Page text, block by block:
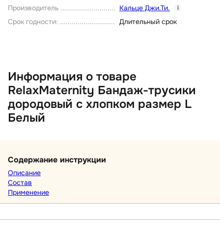
Производитель
Кальце Джи.Ти. i
Срок годности: Длительный срок
Информация о товаре
RelaxMaternity Бандаж-трусики
дородовый с хлопком размер L
Белый
Содержание инструкции
Описание
Состав
Применение